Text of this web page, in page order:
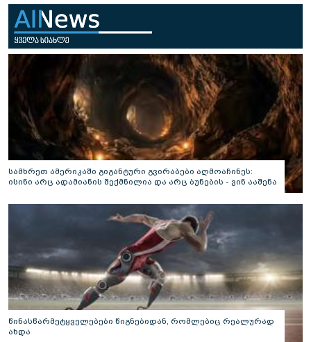
სამხრეთ ამერიკაში გიგანტური გვირაბები აღმოაჩინეს:
ისინი არც ადამიანის შექმნილია და არც ბუნების - ვინ ააშენა
წინასწარმეტყველებები წიგნებიდან, რომლებიც რეალურად
ახდა